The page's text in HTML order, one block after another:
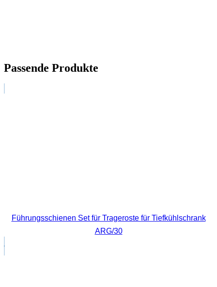
Passende Produkte
Führungsschienen Set für Trageroste für Tiefkühlschrank
ARG/30